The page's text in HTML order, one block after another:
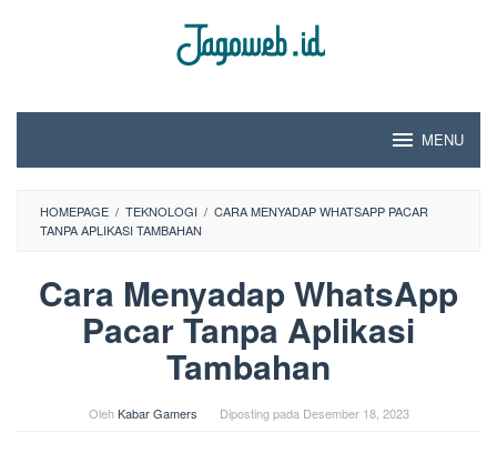
MENU
HOMEPAGE / TEKNOLOGI / CARA MENYADAP WHATSAPP PACAR
TANPA APLIKASI TAMBAHAN
Cara Menyadap WhatsApp
Pacar Tanpa Aplikasi
Tambahan
OlehKabar Gamers Diposting pada Desember 18, 2023